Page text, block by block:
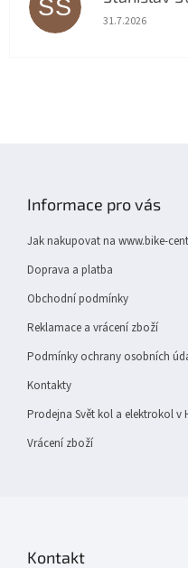
SS Hodnocení
31.7.2026
Informace pro vás
Jak nakupovat na www.bike-
Doprava a platba
Obchodní podmínky
Reklamace a vrácení zboží
Podmínky ochrany osobních
Kontakty
Prodejna Svět kol a elektrokol v
Vrácení zboží
Kontakt